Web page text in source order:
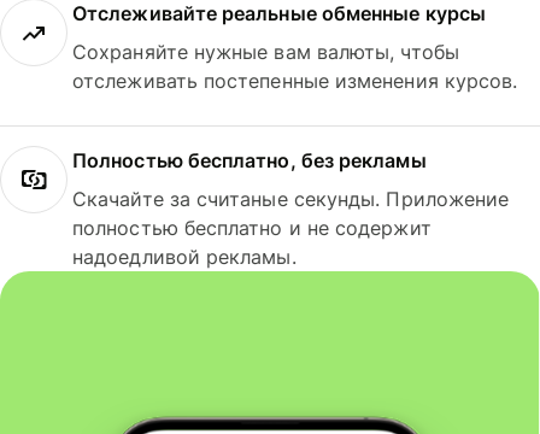
Отслеживайте реальные обменные курсы
Сохраняйте нужные вам валюты, чтобы
отслеживать постепенные изменения курсов.
Полностью бесплатно, без рекламы
Скачайте за считаные секунды. Приложение
полностью бесплатно и не содержит
надоедливой рекламы.